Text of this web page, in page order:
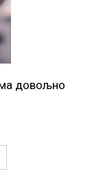
довољно